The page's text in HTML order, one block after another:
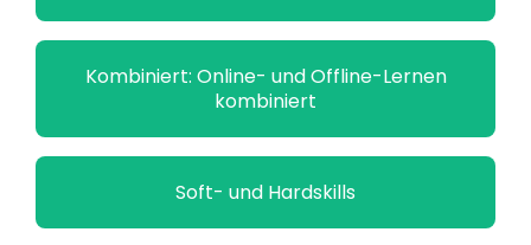
Kombiniert: Online- und Offline-Lernen
kombiniert
Soft- und Hardskills